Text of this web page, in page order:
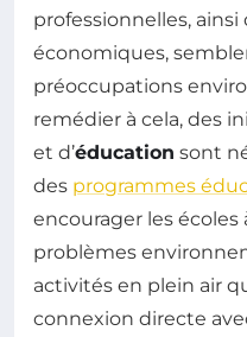
professionnelles,
économiques,
préoccupations
remédier à cela, des
et d’éducation sont
des programmes
encourager les écoles
problèmes
activités en plein air
connexion directe